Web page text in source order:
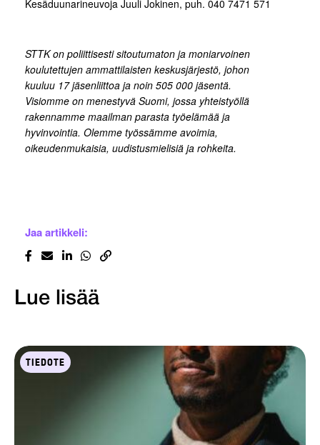
Kesäduunarineuvoja Juuli Jokinen, puh. 040 7471 571
STTK on poliittisesti sitoutumaton ja moniarvoinen
koulutettujen ammattilaisten keskusjärjestö, johon
kuuluu 17 jäsenliittoa ja noin 505 000 jäsentä.
Visiomme on menestyvä Suomi, jossa yhteistyöllä
rakennamme maailman parasta työelämää ja
hyvinvointia. Olemme työssämme avoimia,
oikeudenmukaisia, uudistusmielisiä ja rohkeita.
Jaa artikkeli:
Lue lisää
TIEDOTE